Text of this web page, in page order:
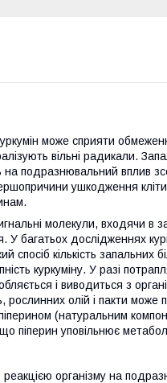
може сприяти
вільні радикали.
на подразнювальний вплив
ушкодження
молекули, входячи в
У багатьох дослідженнях
кількість запальних
куркуміну. У разі
і виводиться з
олій і пакти може
(натуральним
піперин уповільнює
організму на